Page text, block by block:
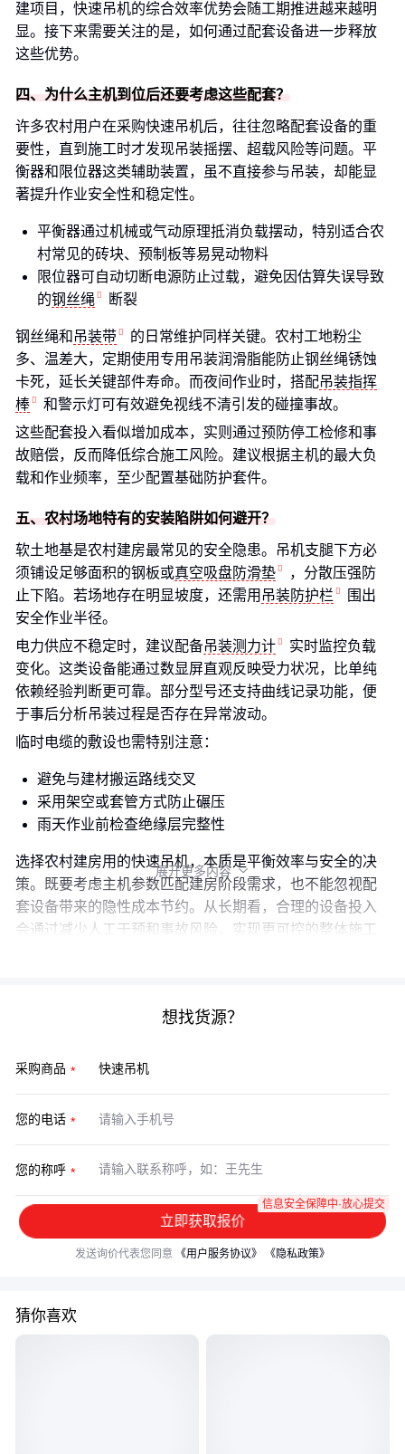
建项目，快速吊机的综合效率优势会随工期推进越来越明
显。接下来需要关注的是，如何通过配套设备进一步释放
这些优势。
四、为什么主机到位后还要考虑这些配套？
许多农村用户在采购快速吊机后，往往忽略配套设备的重
要性，直到施工时才发现吊装摇摆、超载风险等问题。平
衡器和限位器这类辅助装置，虽不直接参与吊装，却能显
著提升作业安全性和稳定性。
平衡器通过机械或气动原理抵消负载摆动，特别适合农
村常见的砖块、预制板等易晃动物料
限位器可自动切断电源防止过载，避免因估算失误导致
的钢丝绳 断裂
钢丝绳和 吊装带
的日常维护同样关键。农村工地粉尘
多、温差大，定期使用专用吊装润滑脂能防止钢丝绳锈蚀
卡死，延长关键部件寿命。而夜间作业时，搭配吊装指挥
棒
和警示灯可有效避免视线不清引发的碰撞事故。
这些配套投入看似增加成本，实则通过预防停工检修和事
故赔偿，反而降低综合施工风险。建议根据主机的最大负
载和作业频率，至少配置基础防护套件。
五、农村场地特有的安装陷阱如何避开？
软土地基是农村建房最常见的安全隐患。吊机支腿下方必
须铺设足够面积的钢板或真空吸盘防滑垫
，分散压强防
止下陷。若场地存在明显坡度，还需用 吊装防护栏
围出
安全作业半径。
电力供应不稳定时，建议配备吊装测力计
实时监控负载
变化。这类设备能通过数显屏直观反映受力状况，比单纯
依赖经验判断更可靠。部分型号还支持曲线记录功能，便
于事后分析吊装过程是否存在异常波动。
临时电缆的敷设也需特别注意：
避免与建材搬运路线交叉
采用架空或套管方式防止碾压
雨天作业前检查绝缘层完整性
选择农村建房用的快速吊机，本质是平衡效率与安全的决
策。既要考虑主机参数匹配建房阶段需求，也不能忽视配
套设备带来的隐性成本节约。从长期看，合理的设备投入
会通过减少人工干预和事故风险，实现更可控的整体施工
展开更多内容 
想找货源？
采购商品
您的电话
您的称呼
立即获取报价
信息安全保障中·放心提交
发送询价代表您同意 《用户服务协议》 《隐私政策》
猜你喜欢